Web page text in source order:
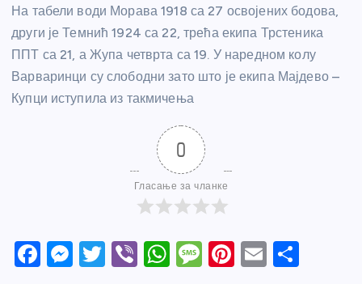
На табели води Морава 1918 са 27 освојених бодова,
други је Темнић 1924 са 22, трећа екипа Трстеника
ППТ са 21, а Жупа четврта са 19. У наредном колу
Варваринци су слободни зато што је екипа Мајдево –
Купци иступила из такмичења
0
Гласање за чланке
F
M T
Vi W M Pi E